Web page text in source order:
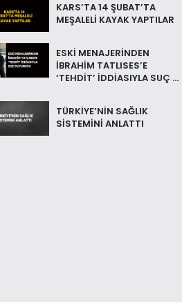
KARS’TA 14 ŞUBAT’TA
MEŞALELİ KAYAK YAPTILAR
ESKİ MENAJERİNDEN
İBRAHİM TATLISES’E
‘TEHDİT’ İDDİASIYLA SUÇ ...
TÜRKİYE’NİN SAĞLIK
SİSTEMİNİ ANLATTI